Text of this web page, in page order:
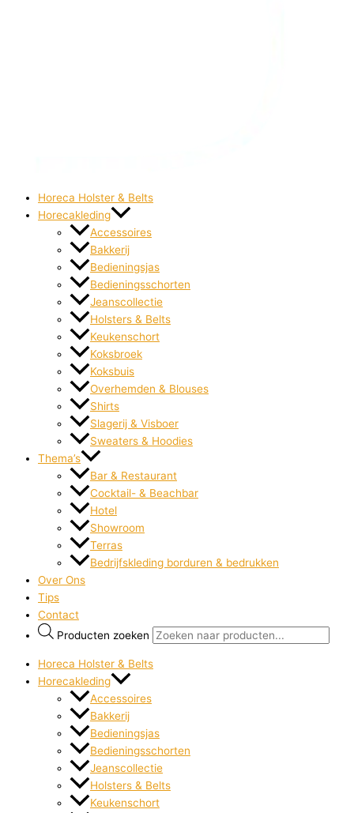
Horeca Holster & Belts
Horecakleding
Accessoires
Bakkerij
Bedieningsjas
Bedieningsschorten
Jeanscollectie
Holsters & Belts
Keukenschort
Koksbroek
Koksbuis
Overhemden & Blouses
Shirts
Slagerij & Visboer
Sweaters & Hoodies
Thema’s
Bar & Restaurant
Cocktail- & Beachbar
Hotel
Showroom
Terras
Bedrijfskleding borduren & bedrukken
Over Ons
Tips
Contact
Producten zoeken
Horeca Holster & Belts
Horecakleding
Accessoires
Bakkerij
Bedieningsjas
Bedieningsschorten
Jeanscollectie
Holsters & Belts
Keukenschort